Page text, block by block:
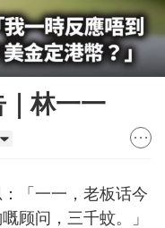
林一一
「一一，老板话今
顾问，三千蚊。」